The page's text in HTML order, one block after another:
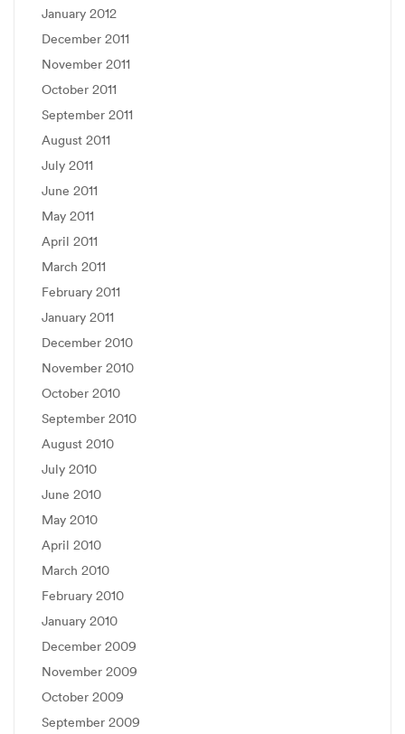
January 2012
December 2011
November 2011
October 2011
September 2011
August 2011
July 2011
June 2011
May 2011
April 2011
March 2011
February 2011
January 2011
December 2010
November 2010
October 2010
September 2010
August 2010
July 2010
June 2010
May 2010
April 2010
March 2010
February 2010
January 2010
December 2009
November 2009
October 2009
September 2009